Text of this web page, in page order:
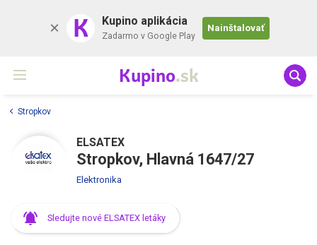
K Kupino aplikácia
Zadarmo v Google Play
Nainštalovať
Kupino.sk
Stropkov
ELSATEX
Stropkov, Hlavná 1647/27
Elektronika
Sledujte nové ELSATEX letáky